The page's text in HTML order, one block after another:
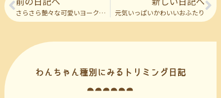
さらさら艶々な可愛いヨークシャテリアの彼 元気いっぱいかわいいおふたり
わんちゃん種別にみるトリミング日記